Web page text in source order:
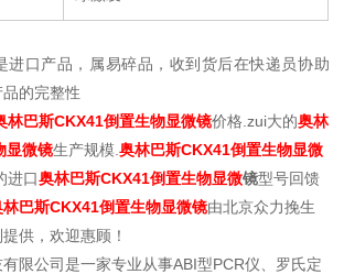
口产品，属易碎品，收到货后在快递员协助
的完整性
林巴斯CKX41倒置生物显微镜价格.zui大的奥林
显微镜生产规模.奥林巴斯CKX41倒置生物显微
进口奥林巴斯CKX41倒置生物显微镜型号回馈
林巴斯CKX41倒置生物显微镜由北京众力挽生
供，欢迎惠顾！
限公司是一家专业从事ABI型PCR仪、罗氏定